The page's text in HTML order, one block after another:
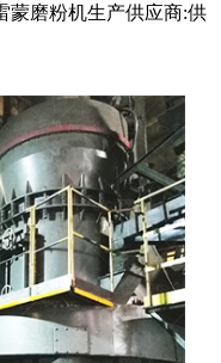
蒙磨粉机生产供应商:供